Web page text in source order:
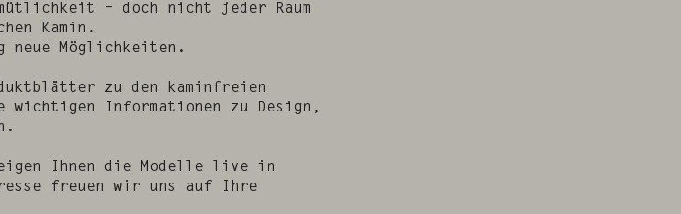
– doch nicht jeder Raum
Kamin.
Möglichkeiten.
zu den kaminfreien
wichtigen Informationen zu Design,
Ihnen die Modelle live in
freuen wir uns auf Ihre